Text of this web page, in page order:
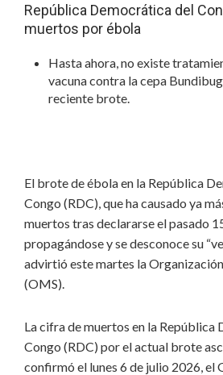
República Democrática del
muertos por ébola
Hasta ahora, no existe
vacuna contra la cepa
reciente brote.
El brote de ébola en la República
Congo (RDC), que ha causado ya
muertos tras declararse el pasado
propagándose y se desconoce su
advirtió este martes la
(OMS).
La cifra de muertos en la República
Congo (RDC) por el actual brote
confirmó el lunes 6 de julio 2026, el